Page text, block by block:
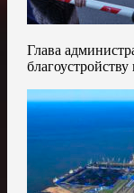
Глава